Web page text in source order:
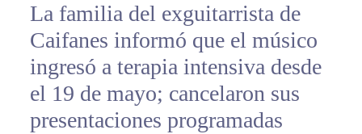
La familia del exguitarrista de
Caifanes informó que el músico
ingresó a terapia intensiva desde
el 19 de mayo; cancelaron sus
presentaciones programadas